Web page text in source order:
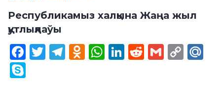
Республикамыз халқына Жаңа жыл
қутлықлаўы
Facebook
Twitter
Telegram
Odnoklassniki
WhatsApp
LinkedIn
Reddit
Gmail